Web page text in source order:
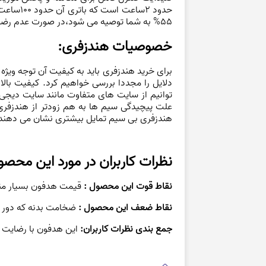
حدود 2ساعت است که باتری آن حدود 100ساعت امکان استفاده از هدفون را
55% به شما توصیه می شود،در صورت عدم رضایت از این محصول و قیمت هدفون امکان برگشت آن تا 7 روز وجود دارد.
خصوصیات هندزفری:
برای خرید هندزفری باید به کیفیت آن توجه
دلایل را مجددا بررسی خواهیم کرد. کیفیت
توانیم از سایت های متفاوت مانند سایت
علت پیچیدگی سیم ها به هم زودتر از
هندزفری بی سیم تمایل بیشتری نشان می
نظرات کاربران در مورد این
نقاط قوت این محصول : قیمت هدفون بسیار
نقاط ضعف این محصول : ضخامت بدنه که
جمع بندی نظرات کاربران: این هدفون با رضایت 55%از مشتریان ارزش خریدن را